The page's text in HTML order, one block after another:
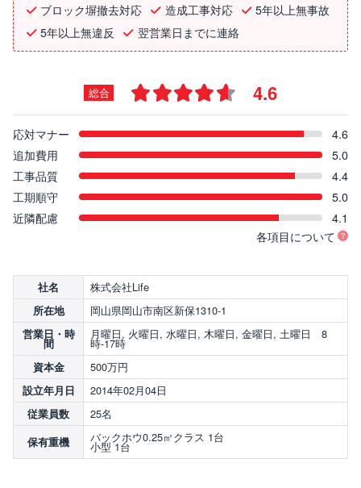
ブロック塀撤去対応
造成工事対応
5年以上無事故
5年以上無違反
翌営業日までに連絡
総合 4.6
応対マナー
4.6
追加費用
5.0
工事品質
4.4
工期順守
5.0
近隣配慮
4.1
各項目について
社名 株式会社Life
所在地 岡山県岡山市南区新保1310-1
営業日・時
間
月曜日, 火曜日, 水曜日, 木曜日, 金曜日, 土曜日 8
時-17時
資本金 500万円
設立年月日 2014年02月04日
従業員数 25名
保有重機 バックホウ0.25㎥クラス 1台
小型 1台